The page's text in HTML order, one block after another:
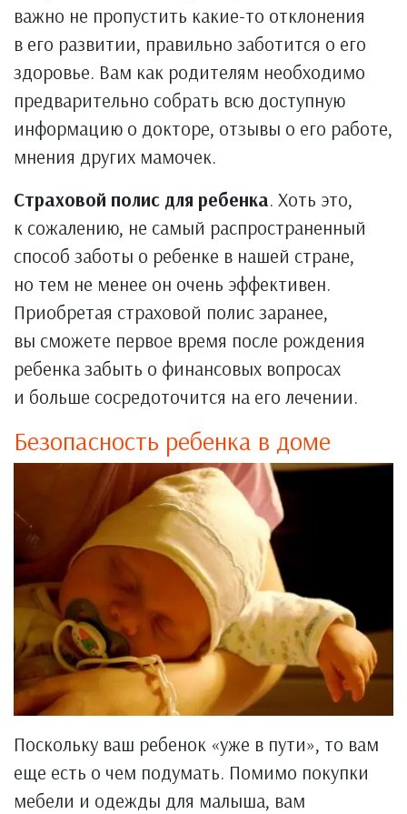
важно не пропустить какие-то отклонения
в его развитии, правильно заботится о его
здоровье. Вам как родителям необходимо
предварительно собрать всю доступную
информацию о докторе, отзывы о его работе,
мнения других мамочек.
Страховой полис для ребенка. Хоть это,
к сожалению, не самый распространенный
способ заботы о ребенке в нашей стране,
но тем не менее он очень эффективен.
Приобретая страховой полис заранее,
вы сможете первое время после рождения
ребенка забыть о финансовых вопросах
и больше сосредоточится на его лечении.
Безопасность ребенка в доме
Поскольку ваш ребенок «уже в пути», то вам
еще есть о чем подумать. Помимо покупки
мебели и одежды для малыша, вам